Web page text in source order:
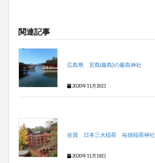
関連記事
広島県 宮島(厳島)の嚴島神社
2020年11月20日
佐賀 日本三大稲荷 祐徳稲荷神社
2020年11月18日